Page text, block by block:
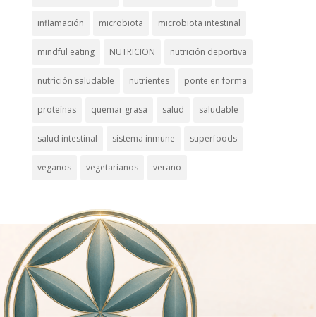
inflamación microbiota microbiota intestinal
mindful eating NUTRICION nutrición deportiva
nutrición saludable nutrientes ponte en forma
proteínas quemar grasa salud saludable
salud intestinal sistema inmune superfoods
veganos vegetarianos verano